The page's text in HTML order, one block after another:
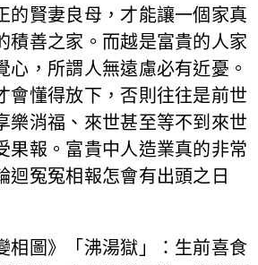
的賢妻良母，才能讓一個家真
積善之家。而越是富貴的人家
心，所謂人無遠慮必有近憂。
會懂得放下，否則往往是前世
樂消福、來世甚至等不到來世
果報。富貴中人造業真的非常
迴冤冤相報怎會有出頭之日
相圖》「沸湯獄」：生前喜食